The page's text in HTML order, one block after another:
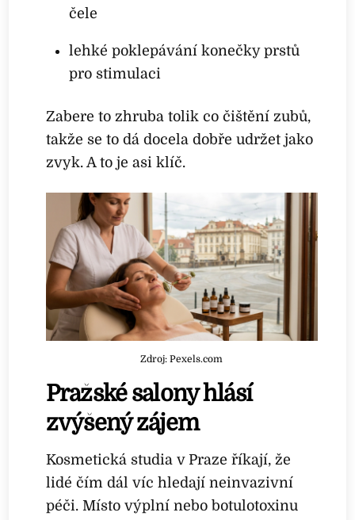
čele
lehké poklepávání konečky prstů
pro stimulaci
Zabere to zhruba tolik co čištění zubů,
takže se to dá docela dobře udržet jako
zvyk. A to je asi klíč.
Zdroj: Pexels.com
Pražské salony hlásí
zvýšený zájem
Kosmetická studia v Praze říkají, že
lidé čím dál víc hledají neinvazivní
péči. Místo výplní nebo botulotoxinu